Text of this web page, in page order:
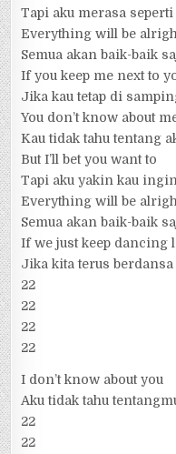
Tapi aku merasa
Everything will be
Semua akan baik-baik
If you keep me next to
Jika kau tetap di
You don’t know about
Kau tidak tahu tentang
But I’ll bet you want to
Tapi aku yakin kau
Everything will be
Semua akan baik-baik
If we just keep dancing
Jika kita terus
22
22
22
22
I don’t know about you
Aku tidak tahu
22
22